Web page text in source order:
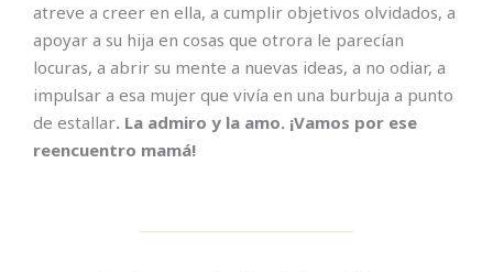
atreve a creer en ella, a cumplir objetivos olvidados, a
apoyar a su hija en cosas que otrora le parecían
locuras, a abrir su mente a nuevas ideas, a no odiar, a
impulsar a esa mujer que vivía en una burbuja a punto
de estallar. La admiro y la amo. ¡Vamos por ese
reencuentro mamá!